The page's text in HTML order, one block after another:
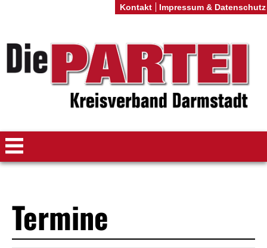
Termine
Kontakt Impressum & Datenschutz